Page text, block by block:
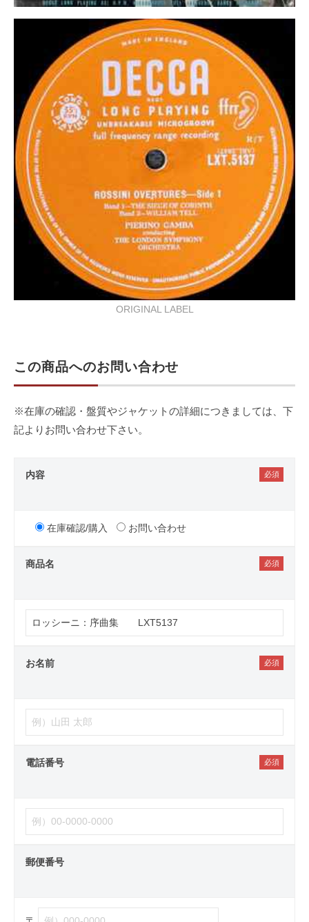
ORIGINAL LABEL
この商品へのお問い合わせ
※在庫の確認・盤質やジャケットの詳細につきましては、下
記よりお問い合わせ下さい。
内容
在庫確認/購入 お問い合わせ
商品名
お名前
電話番号
郵便番号